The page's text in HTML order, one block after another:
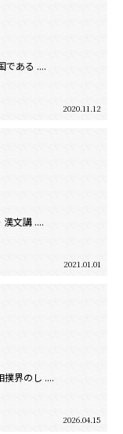
である ....
2020.11.12
文講 ....
2021.01.01
界のし ....
2026.04.15